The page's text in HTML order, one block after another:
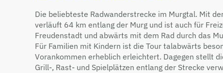
Die beliebteste Radwanderstrecke im Murgtal. Mit
verläuft 64 km entlang der Murg und ist auch für
Freudenstadt und abwärts mit dem Rad durch das
Für Familien mit Kindern ist die Tour talabwärts
Vorankommen er­heblich erleichtert. Dagegen stellt
Grill-, Rast- und Spiel­plätzen entlang der Strecke